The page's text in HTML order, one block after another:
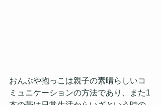
おんぶや抱っこは親子の素晴らしいコ
ミュニケーションの方法であり、また1